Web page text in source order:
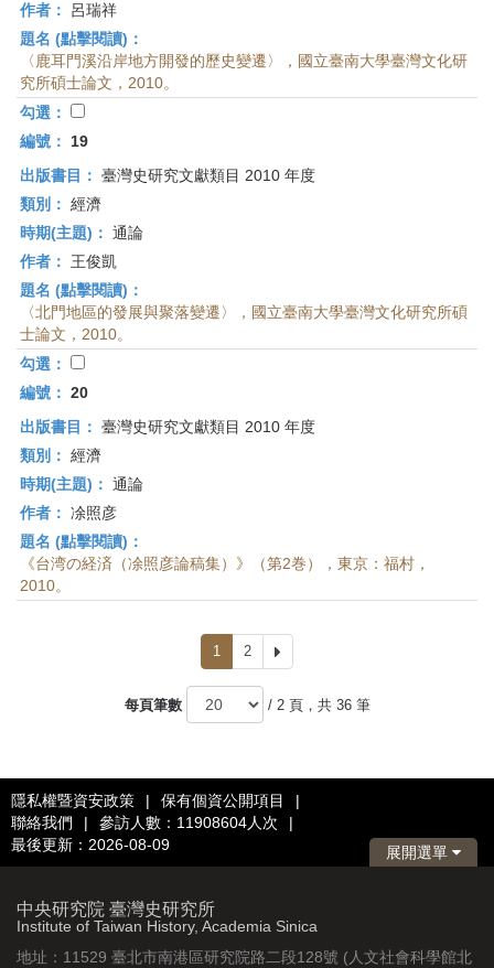
作者：
呂瑞祥
題名 (點擊閱讀)：
〈鹿耳門溪沿岸地方開發的歷史變遷〉，國立臺南大學臺灣文化研
究所碩士論文，2010。
勾選：
編號：
19
出版書目： 臺灣史研究文獻類目 2010 年度
類別： 經濟
時期(主題)： 通論
作者：
王俊凱
題名 (點擊閱讀)：
〈北門地區的發展與聚落變遷〉，國立臺南大學臺灣文化研究所碩
士論文，2010。
勾選：
編號： 20
出版書目： 臺灣史研究文獻類目 2010 年度
類別： 經濟
時期(主題)： 通論
作者： 凃照彦
題名 (點擊閱讀)：
《台湾の経済（凃照彦論稿集）》（第2巻），東京：福村，
2010。
1 2
一
每頁筆數
/ 2 頁，共 36 筆
隱私權暨資安政策 | 保有個資公開項目
|
聯絡我們
| 參訪人數：11908604人次
|
最後更新：2026-08-09
展開選單
中央研究院 臺灣史研究所
Institute of Taiwan History, Academia Sinica
地址：11529 臺北市南港區研究院路二段128號 (人文社會科學館北